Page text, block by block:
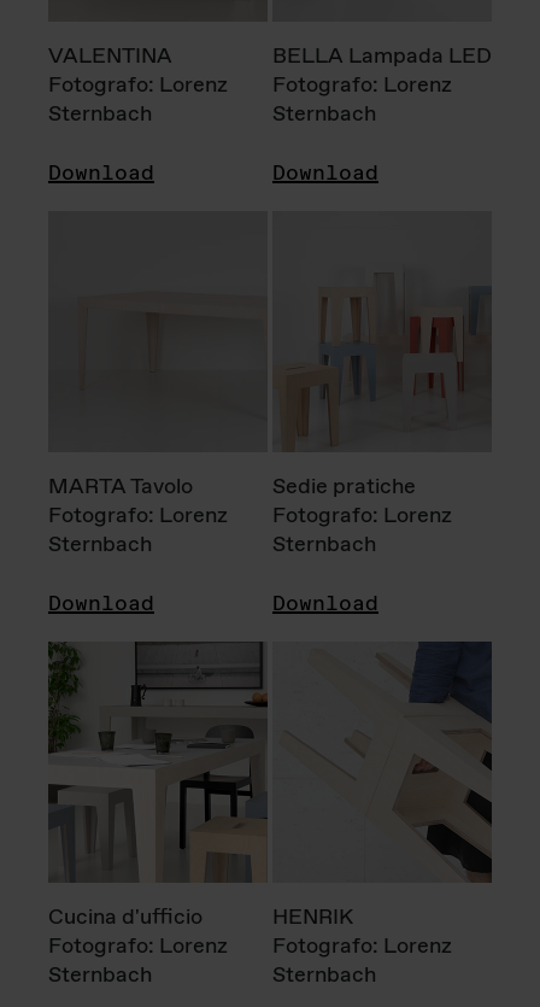
VALENTINA
Fotografo: Lorenz
Sternbach
Download
BELLA Lampada LED
Fotografo: Lorenz
Sternbach
Download
MARTA Tavolo
Fotografo: Lorenz
Sternbach
Download
Sedie pratiche
Fotografo: Lorenz
Sternbach
Download
Cucina d'ufficio
Fotografo: Lorenz
Sternbach
HENRIK
Fotografo: Lorenz
Sternbach